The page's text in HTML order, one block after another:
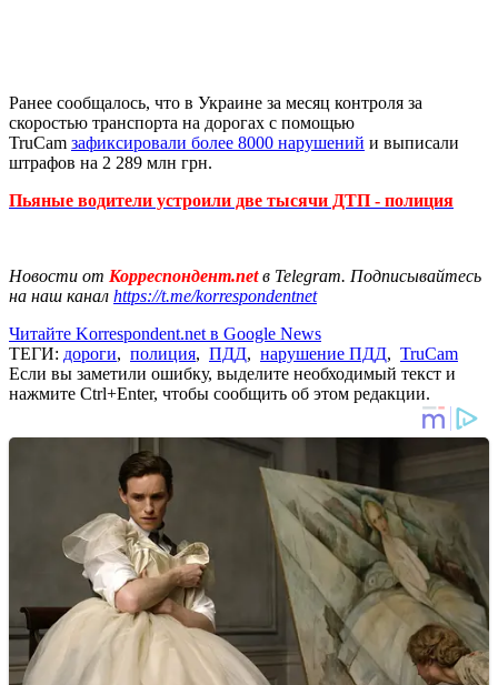
Ранее сообщалось, что в Украине за месяц контроля за
скоростью транспорта на дорогах с помощью
TruCam зафиксировали более 8000 нарушений и выписали
штрафов на 2 289 млн грн.
Пьяные водители устроили две тысячи ДТП - полиция
Новости от Корреспондент.netв Telegram. Подписывайтесь
на наш канал https://t.me/korrespondentnet
Читайте Korrespondent.net в Google News
ТЕГИ: дороги, полиция, ПДД, нарушение ПДД, TruCam
Если вы заметили ошибку, выделите необходимый текст и
нажмите Ctrl+Enter, чтобы сообщить об этом редакции.